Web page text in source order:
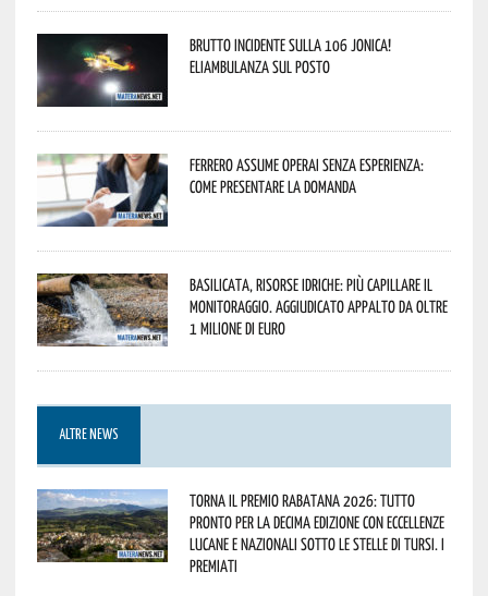
Brutto incidente sulla 106 Jonica!
Eliambulanza sul posto
Ferrero assume operai senza esperienza:
come presentare la domanda
Basilicata, Risorse idriche: più capillare il
monitoraggio. Aggiudicato appalto da oltre
1 milione di euro
ALTRE NEWS
Torna il Premio Rabatana 2026: tutto
pronto per la decima edizione con eccellenze
lucane e nazionali sotto le stelle di Tursi. I
premiati